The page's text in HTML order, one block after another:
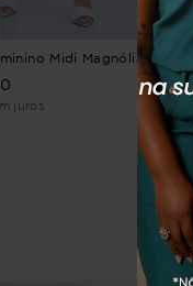
Midi Magnólia
juros